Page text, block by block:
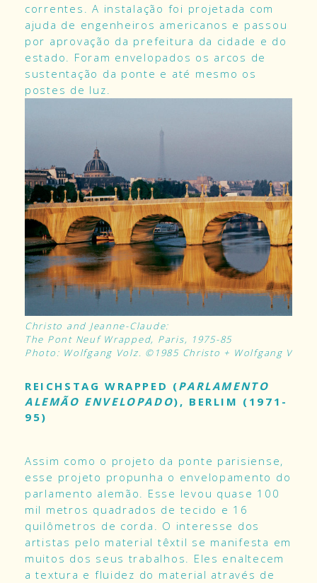
correntes. A instalação foi projetada com
ajuda de engenheiros americanos e passou
por aprovação da prefeitura da cidade e do
estado. Foram envelopados os arcos de
sustentação da ponte e até mesmo os
postes de luz.
Christo and Jeanne-Claude:
The Pont Neuf Wrapped, Paris, 1975-85
Photo: Wolfgang Volz. ©1985 Christo + Wolfgang Volz
REICHSTAG WRAPPED (PARLAMENTO
ALEMÃO ENVELOPADO), BERLIM (1971-
95)
Assim como o projeto da ponte parisiense,
esse projeto propunha o envelopamento do
parlamento alemão. Esse levou quase 100
mil metros quadrados de tecido e 16
quilômetros de corda. O interesse dos
artistas pelo material têxtil se manifesta em
muitos dos seus trabalhos. Eles enaltecem
a textura e fluidez do material através de